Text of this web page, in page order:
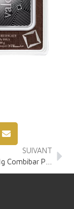
SUIVANT